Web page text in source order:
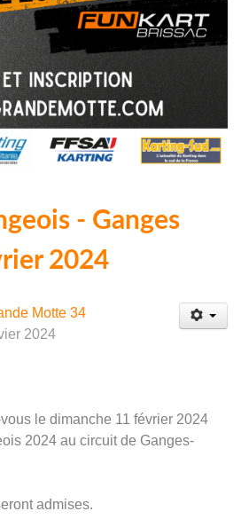
- Ganges
2024
Motte 34
2024
le dimanche 11 février 2024
2024 au circuit de Ganges-
admises.